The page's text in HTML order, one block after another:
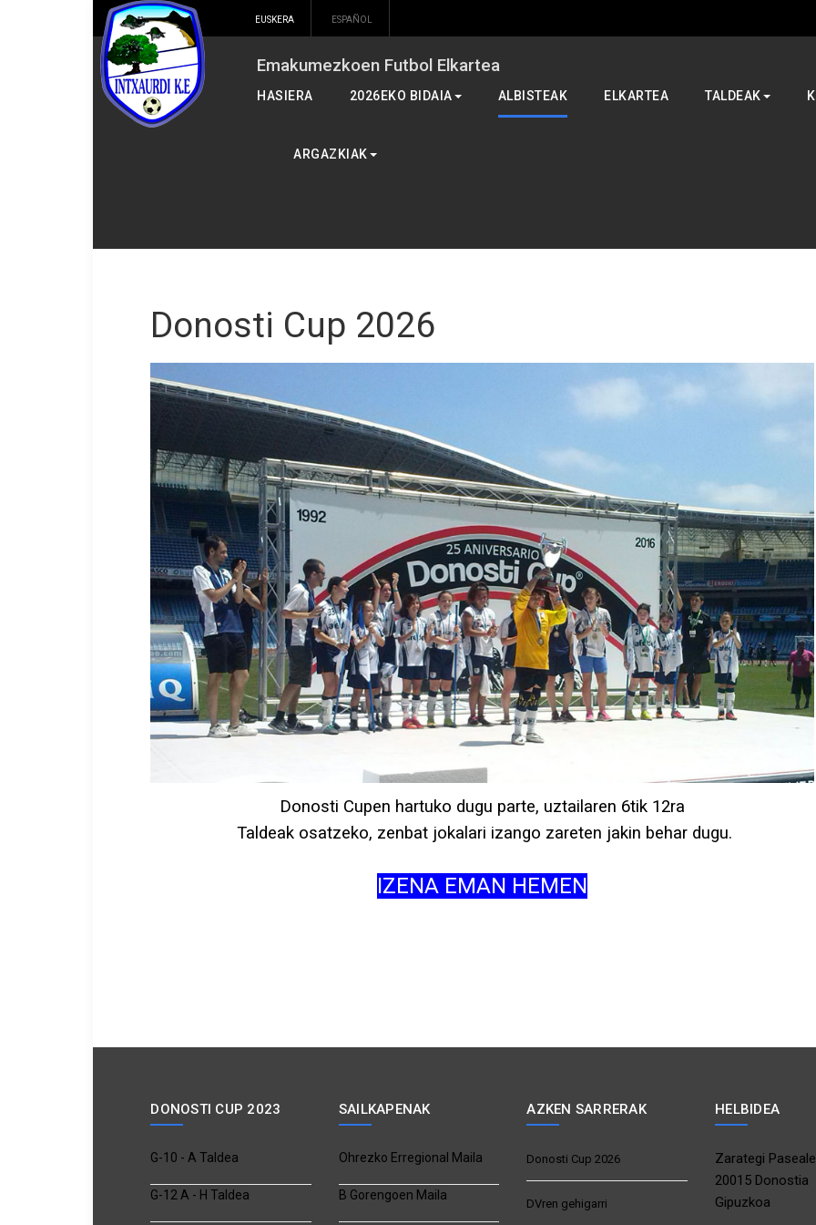
EUSKERA ESPAÑOL
Emakumezkoen Futbol Elkartea
HASIERA 2026EKO BIDAIA ALBISTEAK ELKARTEA TALDEAK
ARGAZKIAK
Donosti Cup 2026
Donosti Cupen hartuko dugu parte, uztailaren 6tik 12ra
Taldeak osatzeko, zenbat jokalari izango zareten jakin behar dugu.
IZENA EMAN HEMEN
DONOSTI CUP 2023
G-10 - A Taldea
G-12 A - H Taldea
SAILKAPENAK
Ohrezko Erregional Maila
B Gorengoen Maila
AZKEN SARRERAK
Donosti Cup 2026
DVren gehigarri
HELBIDEA
Zarategi
20015 Donostia
Gipuzkoa